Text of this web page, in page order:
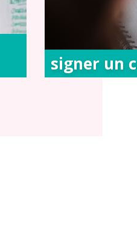
signer un